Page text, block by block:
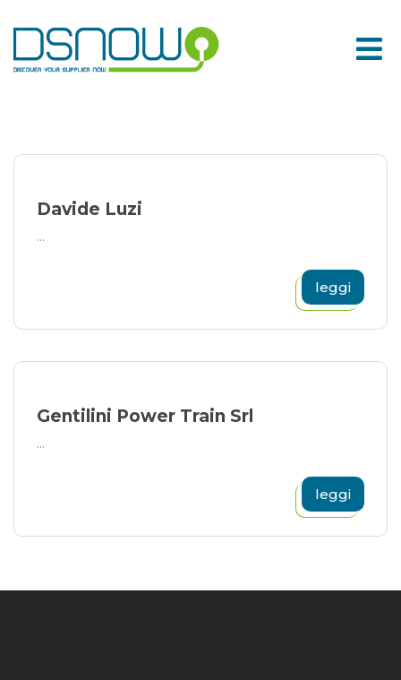
to
content
Davide Luzi
...
leggi
Gentilini Power Train Srl
...
leggi